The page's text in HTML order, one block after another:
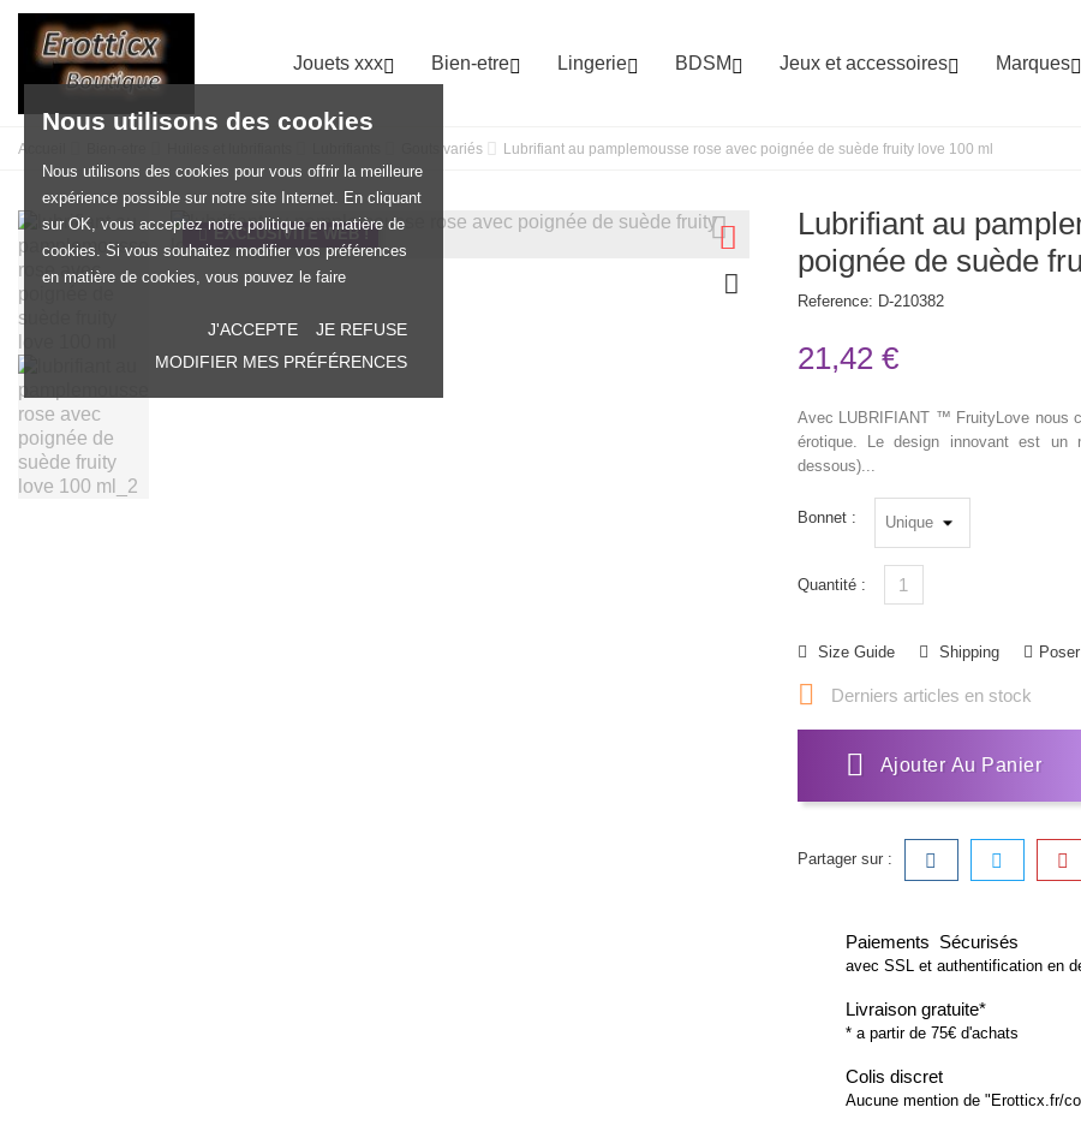
Nous utilisons des cookies
Nous utilisons des cookies pour vous offrir la meilleure
expérience possible sur notre site Internet. En cliquant
sur OK, vous acceptez notre politique en matière de
cookies. Si vous souhaitez modifier vos préférences
en matière de cookies, vous pouvez le faire
J'ACCEPTE
JE REFUSE
MODIFIER MES PRÉFÉRENCES
Jouets xxx Bien-etre Lingerie BDSM  Jeux et accessoires Marques
Accueil Gouts variés Lubrifiant au pamplemousse rose avec poignée de suède fruity love 100 ml
EXCLUSIVITÉ WEB !
Lubrifiant au
poignée de suède
Reference: D-210382
21,42 €
Avec LUBRIFIANT ™ FruityLove nous
érotique. Le design innovant est un
dessous)...
Bonnet :
Quantité :
Size Guide Shipping
 Derniers articles en stock
Ajouter Au Panier
Partager sur :
Paiements Sécurisés
avec SSL et authentification en
Livraison gratuite*
* a partir de 75€ d'achats
Colis discret
Aucune mention de "Erotticx.fr/